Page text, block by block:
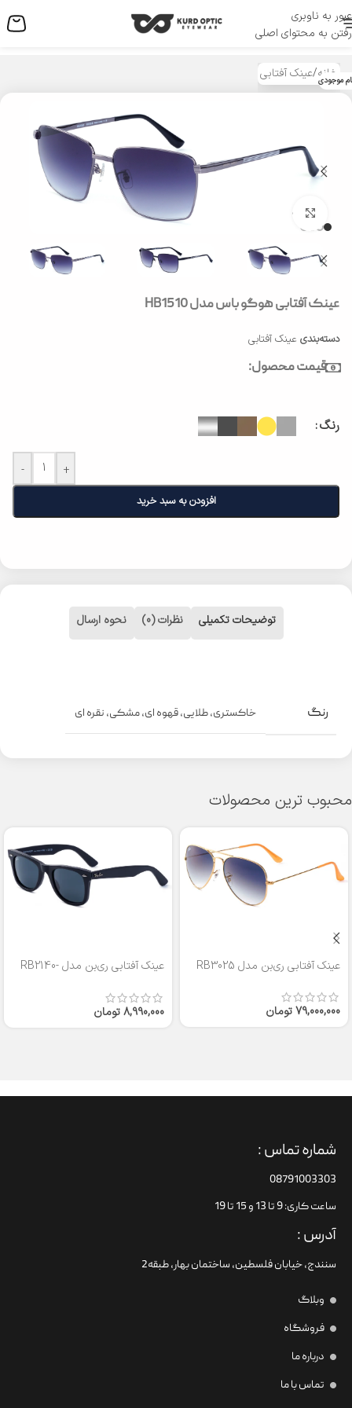
عبور به ناوبری
رفتن به محتوای اصلی
منو
خانه/عینک آفتابی موجودی
بزرگنمایی تصویر
عینک آفتابی هوگو باس مدل HB1510
دسته‌بندی عینک آفتابی
قیمت محصول:
رنگ
- +
افزودن به سبد خرید
توضیحات تکمیلی نظرات (0) نحوه ارسال
رنگ خاکستری,طلایی,قهوه ای,مشکی, نقره ای
محبوب ترین محصولات
عینک آفتابی ری‌بن مدل RB3025
79,000,000تومان
عینک آفتابی ری‌بن مدل RB2140-
8,990,000تومان
شماره تماس :
08791003303
ساعت کاری: 9 تا 13 و 15 تا 19
آدرس :
سنندج، خیابان فلسطین،‌ ساختمان بهار، طبقه2
وبلاگ
فروشگاه
درباره ما
تماس با ما